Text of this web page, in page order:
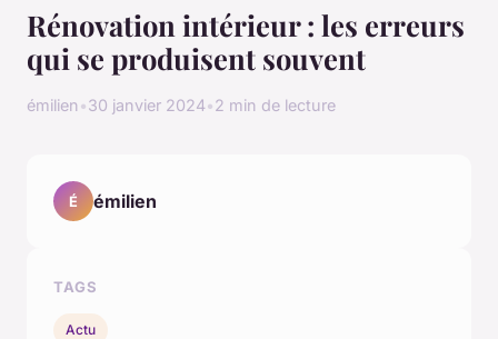
Rénovation intérieur : les erreurs
qui se produisent souvent
émilien•30 janvier 2024•2 min de lecture
É émilien
TAGS
Actu